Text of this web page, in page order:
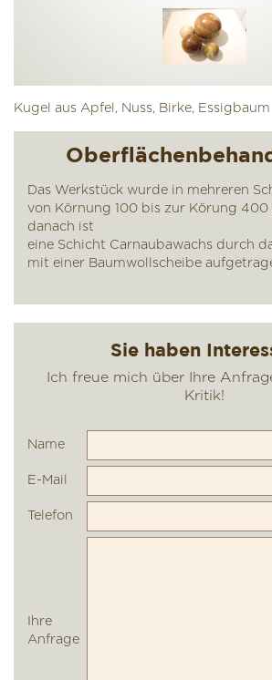
Kugel aus Apfel, Nuss, Birke, Essigbaum
Das Werkstück wurde in mehreren
von Körnung 100 bis zur Körung 400
danach ist
eine Schicht Carnaubawachs durch
mit einer Baumwollscheibe
Name
E-Mail
Telefon
Ihre
Anfrage